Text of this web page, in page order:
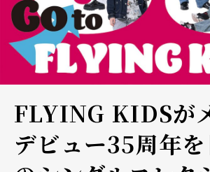
FLYING KIDSが
デビュー35周年